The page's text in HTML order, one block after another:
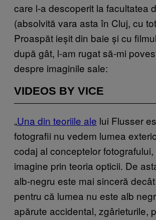
care l-a descoperit la facultatea
(absolvită vara asta în Cluj, cu
Proaspăt ieșit din baie și cu
după gât, l-am rugat să-mi
despre imaginile sale:
VIDEOS BY VICE
„Una din teoriile ale lui Flusser
fotografii nu vedem lumea
codaj al conceptelor
imagine prin teoria opticii. De
alb-negru este mai sinceră
pentru că lumea nu este alb
apărute accidental, zgârieturile,